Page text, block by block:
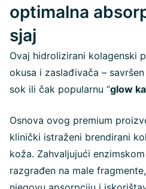
optimalna
sjaj
Ovaj hidrolizirani kolagenski
okusa i zaslađivača –
sok ili čak popularnu “glow
Osnova ovog premium
klinički istraženi brendirani
koža. Zahvaljujući
razgrađen na male